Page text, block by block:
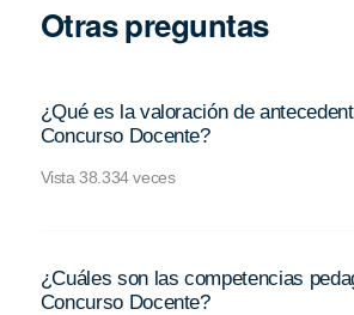
Otras preguntas
¿Qué es la valoración de
Concurso Docente?
Vista 38.334 veces
¿Cuáles son las competencias
Concurso Docente?